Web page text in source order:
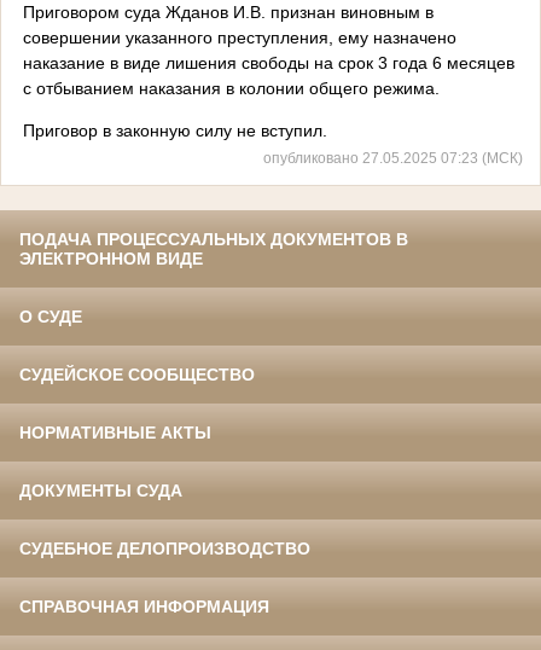
Приговором суда Жданов И.В. признан виновным в
совершении указанного преступления, ему назначено
наказание в виде лишения свободы на срок 3 года 6 месяцев
с отбыванием наказания в колонии общего режима.
Приговор в законную силу не вступил.
опубликовано 27.05.2025 07:23 (МСК)
ПОДАЧА ПРОЦЕССУАЛЬНЫХ ДОКУМЕНТОВ В
ЭЛЕКТРОННОМ ВИДЕ
О СУДЕ
СУДЕЙСКОЕ СООБЩЕСТВО
НОРМАТИВНЫЕ АКТЫ
ДОКУМЕНТЫ СУДА
СУДЕБНОЕ ДЕЛОПРОИЗВОДСТВО
СПРАВОЧНАЯ ИНФОРМАЦИЯ